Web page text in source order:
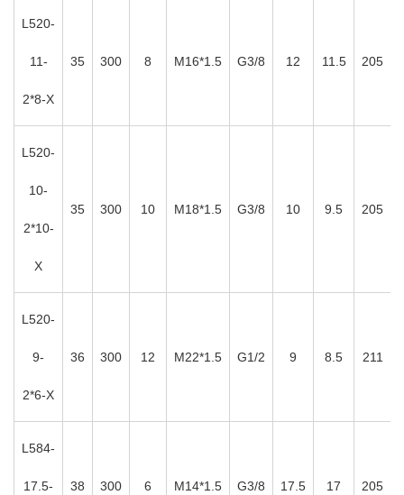
L520-
11-
2*8-X
35 300 8 M16*1.5 G3/8 12 11.5 205
L520-
10-
2*10-
X
35 300 10 M18*1.5 G3/8 10 9.5 205
L520-
9-
2*6-X
36 300 12 M22*1.5 G1/2 9 8.5 211
L584-
17.5- 38 300 6 M14*1.5 G3/8 17.5 17 205